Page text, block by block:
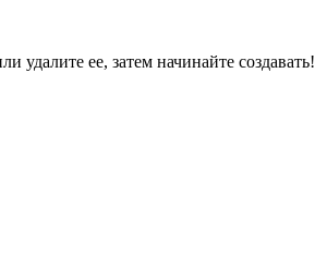
удалите ее, затем начинайте создавать!